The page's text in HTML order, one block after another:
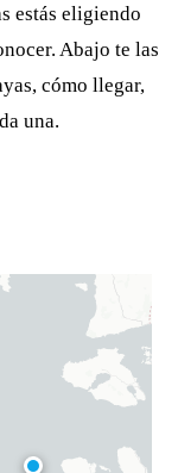
estás eligiendo
Abajo te las
cómo llegar,
una.